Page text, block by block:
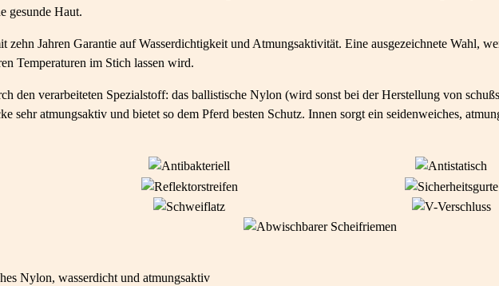
gesunde Haut.
zehn Jahren Garantie auf Wasserdichtigkeit und Atmungsaktivität. Eine ausgezeichnete Wahl,
Temperaturen im Stich lassen wird.
den verarbeiteten Spezialstoff: das ballistische Nylon (wird sonst bei der Herstellung von
sehr atmungsaktiv und bietet so dem Pferd besten Schutz. Innen sorgt ein seidenweiches,
Nylon, wasserdicht und atmungsaktiv